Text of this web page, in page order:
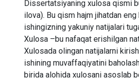
Dissertatsiyaning xulosa qismi
ilova). Bu qism hajm jihatdan
ishingizning yakuniy natijalari
Xulosa –bu nafaqat erishilgan
Xulosada olingan natijalarni
ishining muvaffaqiyatini
birida alohida xulosani asoslab